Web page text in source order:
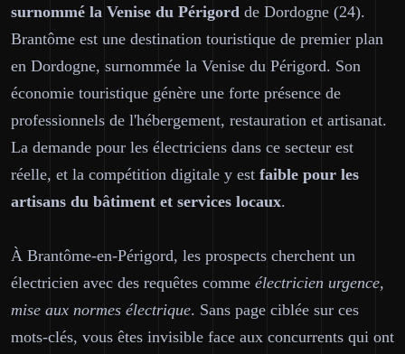
surnommé la Venise du Périgord de Dordogne (24).
Brantôme est une destination touristique de premier plan
en Dordogne, surnommée la Venise du Périgord. Son
économie touristique génère une forte présence de
professionnels de l'hébergement, restauration et artisanat.
La demande pour les électriciens dans ce secteur est
réelle, et la compétition digitale y est faible pour les
artisans du bâtiment et services locaux.
À Brantôme-en-Périgord, les prospects cherchent un
électricien avec des requêtes comme électricien urgence,
mise aux normes électrique. Sans page ciblée sur ces
mots-clés, vous êtes invisible face aux concurrents qui ont